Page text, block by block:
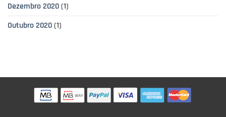
Dezembro 2020(1)
Outubro 2020(1)